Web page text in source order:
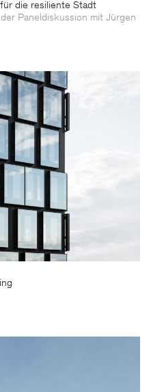
die resiliente Stadt
Paneldiskussion mit Jürgen